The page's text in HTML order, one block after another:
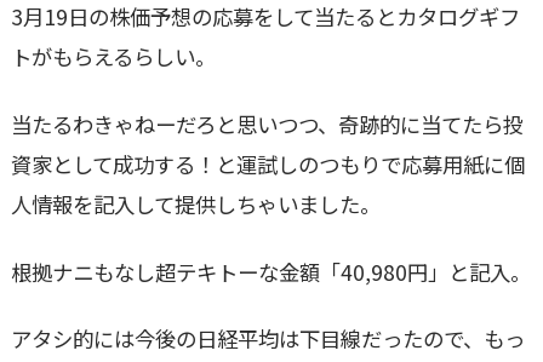
3月19日の株価予想の応募をして当たるとカタログギフ
トがもらえるらしい。
当たるわきゃねーだろと思いつつ、奇跡的に当てたら投
資家として成功する！と運試しのつもりで応募用紙に個
人情報を記入して提供しちゃいました。
根拠ナニもなし超テキトーな金額「40,980円」と記入。
アタシ的には今後の日経平均は下目線だったので、もっ